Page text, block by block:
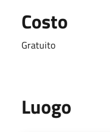
Costo
Gratuito
Luogo